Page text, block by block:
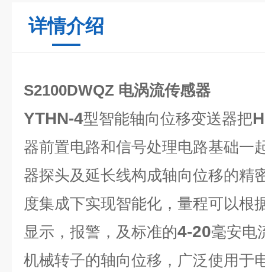
详情介绍
S2100DWQZ 电涡流传感器
YTHN-4型智能轴向位移变送器把
器前置电路和信号处理电路基础一
器探头及延长线构成轴向位移的精
度集成下实现智能化，量程可以根
显示，报警，及标准的4-20毫安电
机械转子的轴向位移，广泛使用于